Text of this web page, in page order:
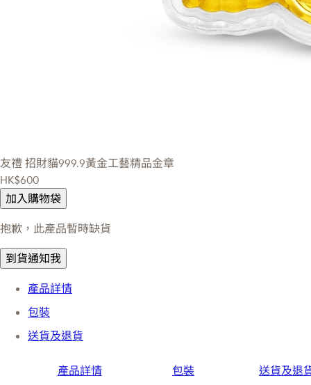
友禮 招財貓999.9黃金工藝精品金章
HK$600
加入購物袋
抱歉，此產品暫時缺貨
到貨通知我
產品詳情
包裝
送貨及退貨
產品詳情 包裝 送貨及退